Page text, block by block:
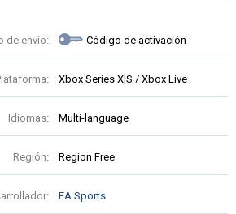
de envío: Código de activación
Xbox Series X|S / Xbox Live
Idiomas: Multi-language
Región: Region Free
EA Sports